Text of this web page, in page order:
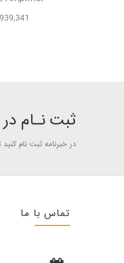
939,341 ریال
ثبت نـام در
در خبرنامه ثبت نام
تماس با ما